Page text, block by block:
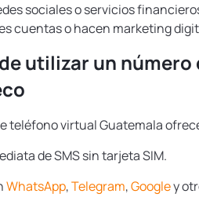
sociales o servicios
cuentas o hacen marketing
utilizar un
teléfono virtual Guatemala
de SMS sin tarjeta SIM.
WhatsApp,Telegram,Googley